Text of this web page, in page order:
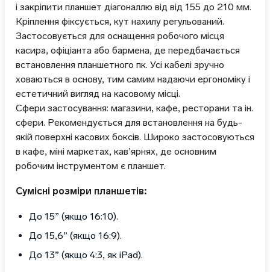
і закріпити планшет діагоналлю від від 155 до 210 мм.
Кріплення фіксується, кут нахилу регульований.
Застосовується для оснащення робочого місця
касира, офіціанта або бармена, де передбачається
встановлення планшетного пк. Усі кабелі зручно
ховаються в основу, тим самим надаючи ергономіку і
естетичний вигляд на касовому місці.
Сфери застосування: магазини, кафе, ресторани та ін.
сфери. Рекомендується для встановлення на будь-
якій поверхні касових боксів. Широко застосовуються
в кафе, міні маркетах, кав’ярнях, де основним
робочим інструментом є планшет.
Сумісні розміри планшетів:
До 15” (якщо 16:10).
До 15,6” (якщо 16:9).
До 13” (якщо 4:3, як iPad).